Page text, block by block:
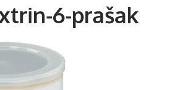
I PODIZANJE IMUNITETA
6-prašak